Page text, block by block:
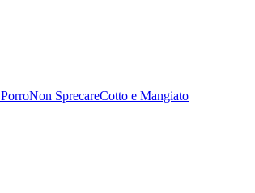
Non SprecareCotto e Mangiato